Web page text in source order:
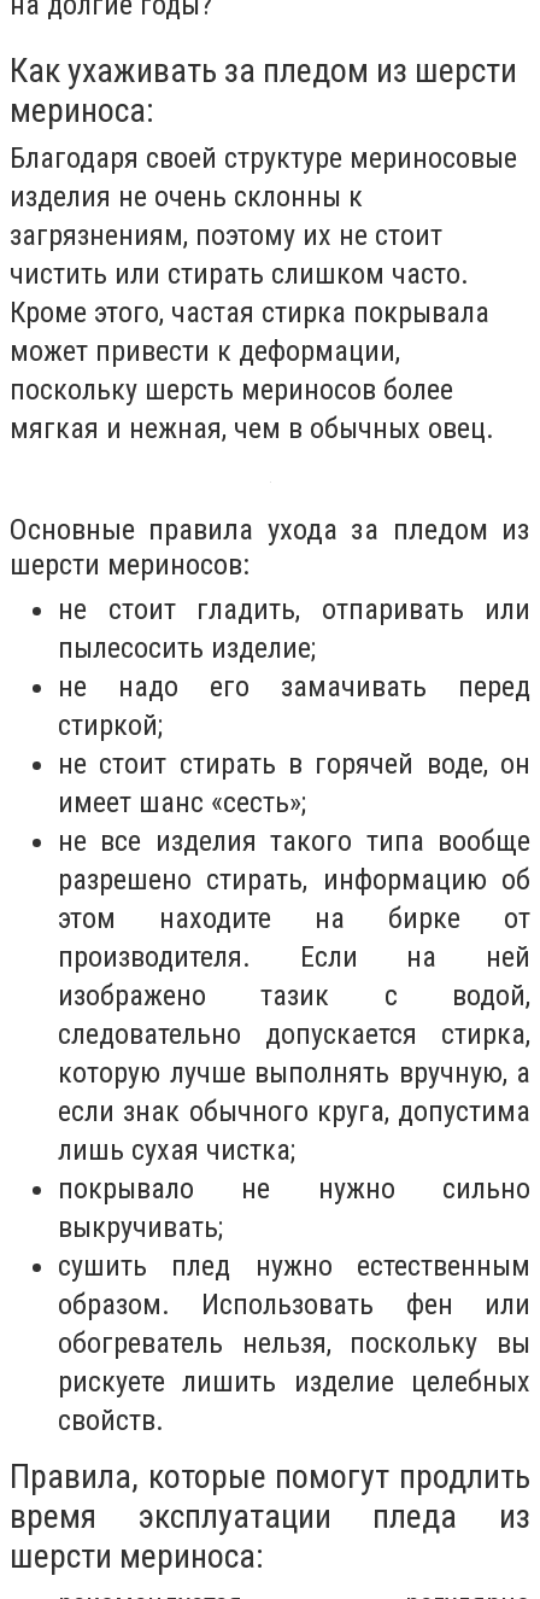
Как ухаживать за пледом из шерсти
мериноса:
Благодаря своей структуре мериносовые
изделия не очень склонны к
загрязнениям, поэтому их не стоит
чистить или стирать слишком часто.
Кроме этого, частая стирка покрывала
может привести к деформации,
поскольку шерсть мериносов более
мягкая и нежная, чем в обычных овец.
Основные правила ухода за пледом из
шерсти мериносов:
не стоит гладить, отпаривать или
пылесосить изделие;
не надо его замачивать перед
стиркой;
не стоит стирать в горячей воде, он
имеет шанс «сесть»;
не все изделия такого типа вообще
разрешено стирать, информацию об
этом находите на бирке от
производителя. Если на ней
изображено тазик с водой,
следовательно допускается стирка,
которую лучше выполнять вручную, а
если знак обычного круга, допустима
лишь сухая чистка;
покрывало не нужно сильно
выкручивать;
сушить плед нужно естественным
образом. Использовать фен или
обогреватель нельзя, поскольку вы
рискуете лишить изделие целебных
свойств.
Правила, которые помогут продлить
время эксплуатации пледа из
шерсти мериноса: